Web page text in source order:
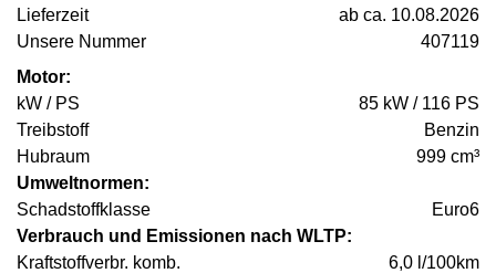
Lieferzeit
ab ca. 10.08.2026
Unsere Nummer
407119
Motor:
kW / PS
85 kW / 116 PS
Treibstoff
Benzin
Hubraum
999 cm³
Umweltnormen:
Schadstoffklasse
Euro6
Verbrauch und Emissionen nach WLTP:
Kraftstoffverbr. komb.
6,0 l/100km